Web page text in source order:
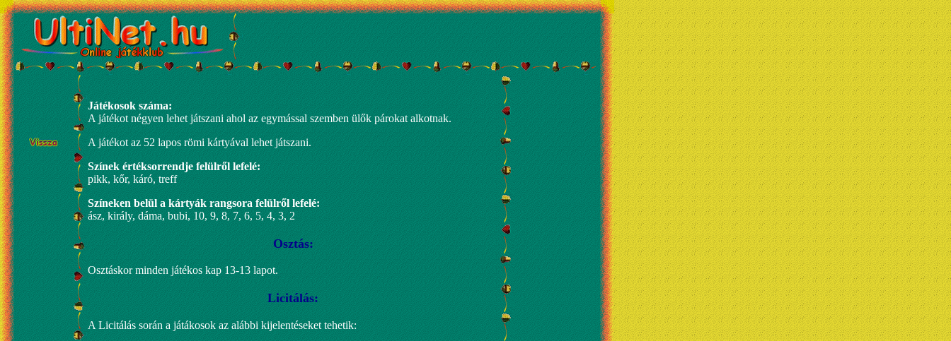
Játékosok száma:
A játékot négyen lehet játszani ahol az egymással szemben ülők párokat alkotnak.
A játékot az 52 lapos römi kártyával lehet játszani.
Színek értéksorrendje felülről lefelé:
pikk, kőr, káró, treff
Színeken belül a kártyák rangsora felülről lefelé:
ász, király, dáma, bubi, 10, 9, 8, 7, 6, 5, 4, 3, 2
Osztás:
Osztáskor minden játékos kap 13-13 lapot.
Licitálás:
A Licitálás során a játákosok az alábbi kijelentéseket tehetik: